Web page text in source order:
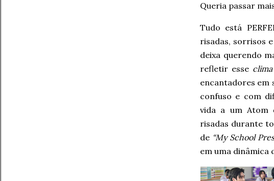
Queria passar
Tudo está
risadas, sorrisos
deixa querendo
refletir esse
encantadores em
confuso e com
vida a um Atom
risadas durante
de “My School
em uma dinâmica